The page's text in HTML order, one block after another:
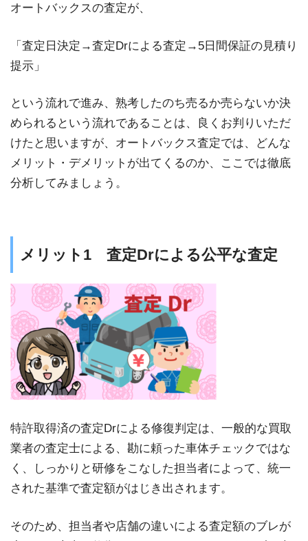
オートバックスの査定が、
「査定日決定→査定Drによる査定→5日間保証の見積り
提示」
という流れで進み、熟考したのち売るか売らないか決
められるという流れであることは、良くお判りいただ
けたと思いますが、オートバックス査定では、どんな
メリット・デメリットが出てくるのか、ここでは徹底
分析してみましょう。
メリット1 査定Drによる公平な査定
特許取得済の査定Drによる修復判定は、一般的な買取
業者の査定士による、勘に頼った車体チェックではな
く、しっかりと研修をこなした担当者によって、統一
された基準で査定額がはじき出されます。
そのため、担当者や店舗の違いによる査定額のブレが